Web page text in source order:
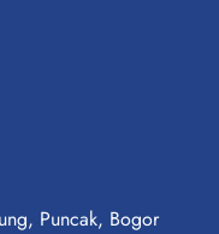
Puncak, Bogor